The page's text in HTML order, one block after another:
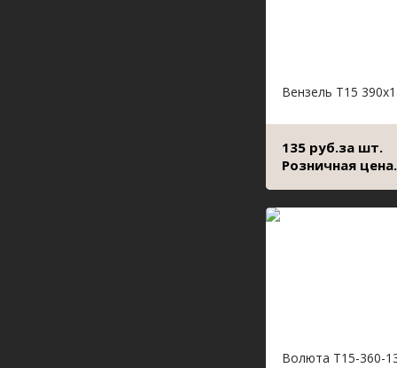
Вензель Т15
135 руб.за шт.
Розничная цена.
Волюта Т15-360-